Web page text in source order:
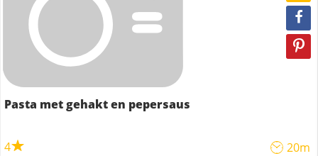
Pasta met gehakt en pepersaus
4 20m